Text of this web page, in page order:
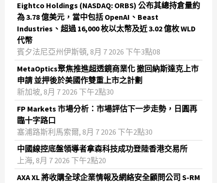
Eightco Holdings (NASDAQ: ORBS) 公布其總持倉量約
為 3.78 億美元，當中包括 OpenAI、Beast
Industries、超過 16,000 枚以太幣及近 3.02 億枚 WLD
代幣
賓夕法尼亞州伊斯頓, 8月 7 2026 下午3點08
MetaOptics聚焦推進超透鏡商業化 撤回納斯達克上市
申請 並押後於美國作雙重上市之計劃
新加坡, 8月 7 2026 下午2點30
FP Markets 市場分析：市場評估下一步走勢，日圓再
臨十字路口
塞浦路斯利馬索爾, 8月 7 2026 下午2點30
中國線控底盤領導者拿森科技成功登陸香港交易所
上海, 8月 7 2026 下午2點20
AXA XL 將收購全球企業情報及網絡安全顧問公司 S-RM